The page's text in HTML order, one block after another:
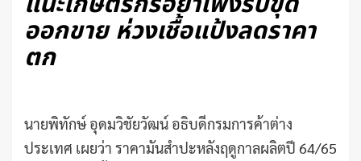
ออกขาย ห่วงเชื้อแป้งลดราคา
ตก
นายพิทักษ์ อุดมวิชัยวัฒน์ อธิบดีกรมการค้าต่าง
ประเทศ เผยว่า ราคามันสำปะหลังฤดูกาลผลิตปี 64/65